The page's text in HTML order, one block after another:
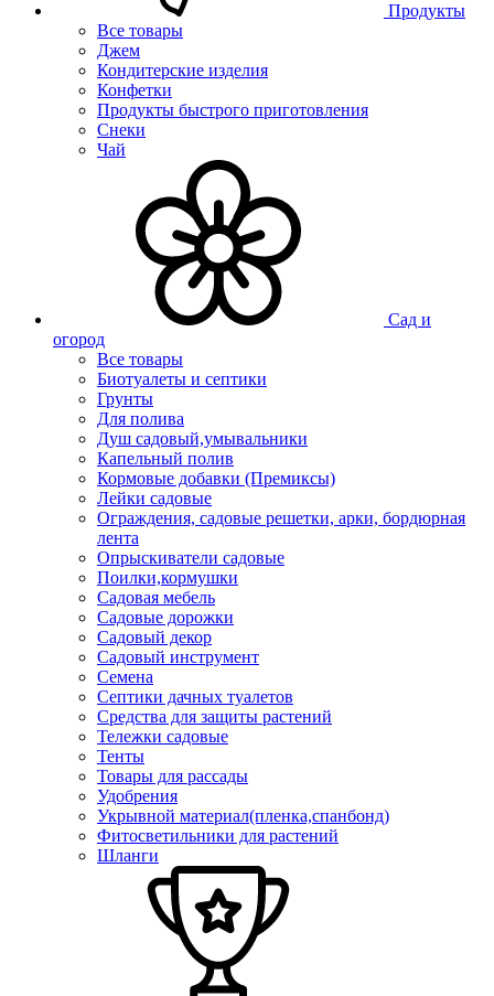
Продукты
Все товары
Джем
Кондитерские изделия
Конфетки
Продукты быстрого приготовления
Снеки
Чай
Сад и
огород
Все товары
Биотуалеты и септики
Грунты
Для полива
Душ садовый,умывальники
Капельный полив
Кормовые добавки (Премиксы)
Лейки садовые
Ограждения, садовые решетки, арки, бордюрная
лента
Опрыскиватели садовые
Поилки,кормушки
Садовая мебель
Садовые дорожки
Садовый декор
Садовый инструмент
Семена
Септики дачных туалетов
Средства для защиты растений
Тележки садовые
Тенты
Товары для рассады
Удобрения
Укрывной материал(пленка,спанбонд)
Фитосветильники для растений
Шланги